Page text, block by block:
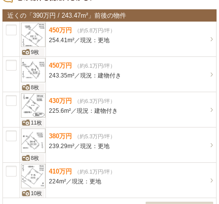
近くの「390万円 / 243.47m²」前後の物件
9枚
450万円 （約5.8万円/坪）
254.41m²／現況： 更地
8枚
450万円 （約6.1万円/坪）
243.35m²／現況： 建物付き
11枚
430万円 （約6.3万円/坪）
225.6m²／現況： 建物付き
8枚
380万円 （約5.3万円/坪）
239.29m²／現況： 更地
10枚
410万円 （約6.1万円/坪）
224m²／現況： 更地